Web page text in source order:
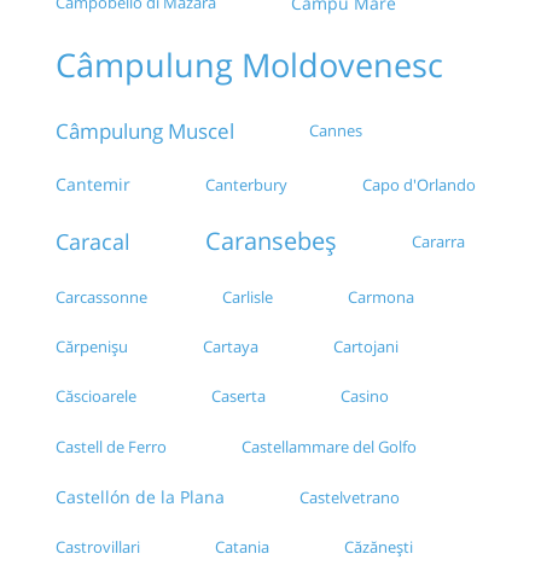
Câmpulung Moldovenesc
Câmpulung Muscel Cannes
Cantemir Canterbury Capo d'Orlando
Caracal Caransebeș Cararra
Carcassonne Carlisle Carmona
Cărpenișu Cartaya Cartojani
Căscioarele Caserta Casino
Castell de Ferro Castellammare del Golfo
Castellón de la Plana Castelvetrano
Castrovillari Catania Căzănești